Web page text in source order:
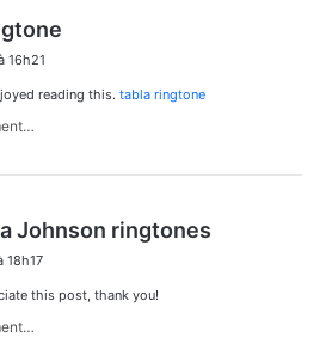
16h21
reading this. tabla ringtone
Johnson ringtones
18h17
this post, thank you!